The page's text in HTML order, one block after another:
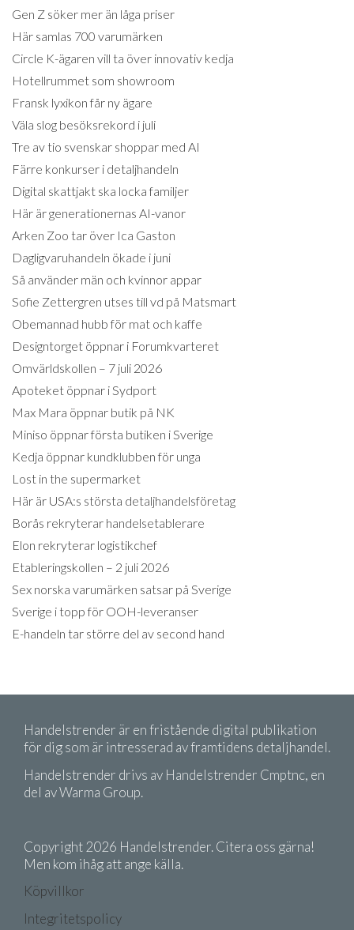
Gen Z söker mer än låga priser
Här samlas 700 varumärken
Circle K-ägaren vill ta över innovativ kedja
Hotellrummet som showroom
Fransk lyxikon får ny ägare
Väla slog besöksrekord i juli
Tre av tio svenskar shoppar med AI
Färre konkurser i detaljhandeln
Digital skattjakt ska locka familjer
Här är generationernas AI-vanor
Arken Zoo tar över Ica Gaston
Dagligvaruhandeln ökade i juni
Så använder män och kvinnor appar
Sofie Zettergren utses till vd på Matsmart
Obemannad hubb för mat och kaffe
Designtorget öppnar i Forumkvarteret
Omvärldskollen – 7 juli 2026
Apoteket öppnar i Sydport
Max Mara öppnar butik på NK
Miniso öppnar första butiken i Sverige
Kedja öppnar kundklubben för unga
Lost in the supermarket
Här är USA:s största detaljhandelsföretag
Borås rekryterar handelsetablerare
Elon rekryterar logistikchef
Etableringskollen – 2 juli 2026
Sex norska varumärken satsar på Sverige
Sverige i topp för OOH-leveranser
E-handeln tar större del av second hand
Handelstrender är en fristående digital publikation
för dig som är intresserad av framtidens detaljhandel.
Handelstrender drivs av Handelstrender Cmptnc, en
del av Warma Group.
Copyright 2026 Handelstrender. Citera oss gärna!
Men kom ihåg att ange källa.
Köpvillkor
Integritetspolicy